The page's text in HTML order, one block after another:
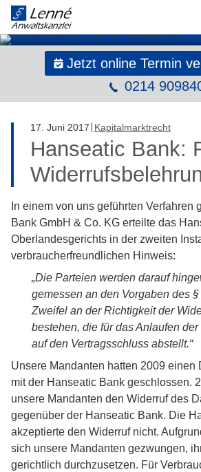
Jetzt online Termin
0214
17 Juni 2017 Kapitalmarktrecht
Hanseatic Bank:
In einem von uns geführten Verfahren
Bank GmbH & Co. KG erteilte das
Oberlandesgerichts in der zweiten
verbraucherfreundlichen Hinweis:
„Die Parteien werden darauf
gemessen an den Vorgaben des §
Zweifel an der Richtigkeit der
bestehen, die für das Anlaufen
auf den Vertragsschluss abstellt.“
Unsere Mandanten hatten 2009 einen
mit der Hanseatic Bank geschlossen.
unsere Mandanten den Widerruf des
gegenüber der Hanseatic Bank. Die
akzeptierte den Widerruf nicht.
sich unsere Mandanten gezwungen,
gerichtlich durchzusetzen. Für